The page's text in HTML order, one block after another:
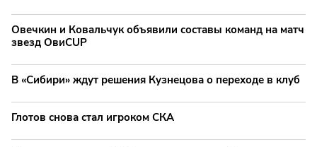
Овечкин и Ковальчук объявили составы команд на матч
звезд ОвиCUP
В «Сибири» ждут решения Кузнецова о переходе в клуб
Глотов снова стал игроком СКА